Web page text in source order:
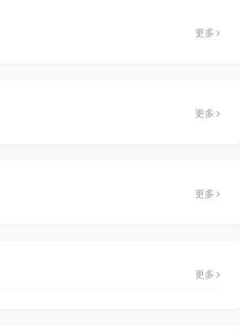
更多
更多
更多
更多